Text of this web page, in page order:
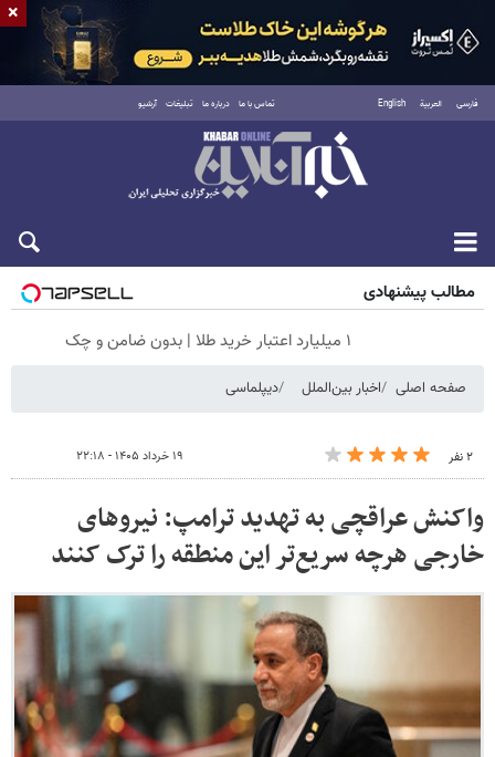
فارسی العربية English تماس با ما درباره ما تبلیغات آرشیو
پنجشنبه ۱۵ مرداد ۱۴۰۵
مطالب پیشنهادی
۱ میلیارد اعتبار خرید طلا | بدون ضامن و چک
صفحه اصلی اخبار بین‌الملل دیپلماسی
۲ نفر ۱۹ خرداد ۱۴۰۵ - ۲۲:۱۸
واکنش عراقچی به تهدید ترامپ: نیروهای
خارجی هرچه سریع‌تر این منطقه را ترک کنند
×